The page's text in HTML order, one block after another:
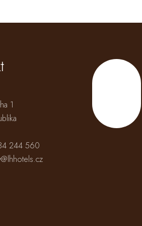
1
244 560